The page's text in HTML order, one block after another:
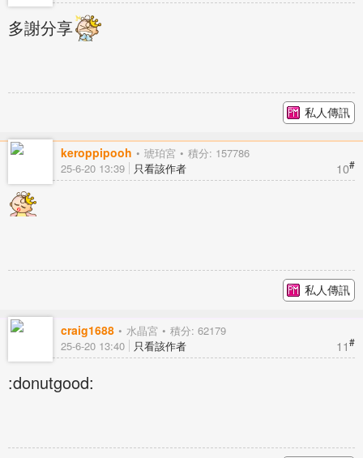
多謝分享
私人傳訊
keroppipooh 琥珀宮 積分: 157786
10#
25-6-20 13:39 只看該作者
私人傳訊
craig1688 水晶宮 積分: 62179
11#
25-6-20 13:40 只看該作者
:donutgood: